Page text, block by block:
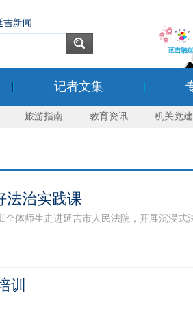
吉新闻
记者文集
旅游指南 教育资讯 机关党建
法治实践课
体师生走进延吉市人民法院，开展沉浸式
训